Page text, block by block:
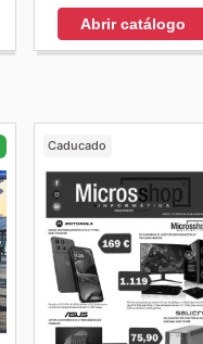
Abrir catálogo
Caducado